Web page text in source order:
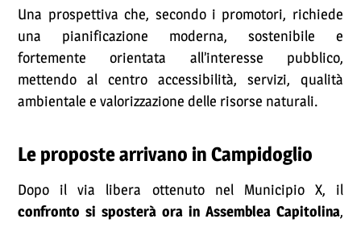
Una prospettiva che, secondo i promotori, richiede
una pianificazione moderna, sostenibile e
fortemente orientata all’interesse pubblico,
mettendo al centro accessibilità, servizi, qualità
ambientale e valorizzazione delle risorse naturali.
Le proposte arrivano in Campidoglio
Dopo il via libera ottenuto nel Municipio X, il
confronto si sposterà ora in Assemblea Capitolina,